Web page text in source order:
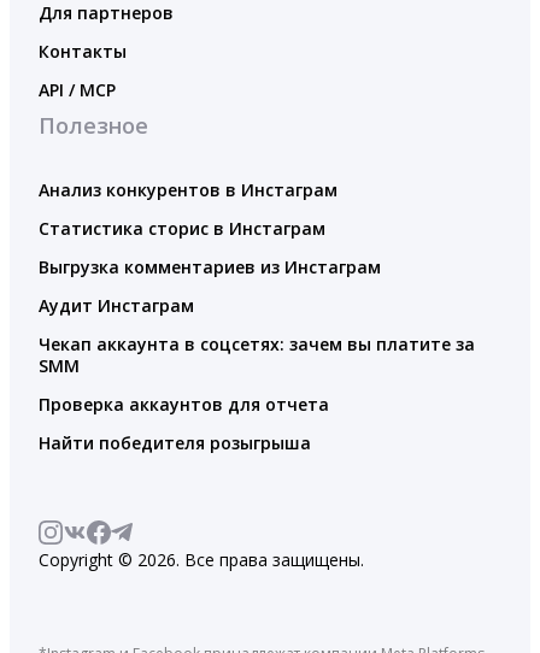
Для партнеров
Контакты
API / MCP
Полезное
Анализ конкурентов в Инстаграм
Статистика сторис в Инстаграм
Выгрузка комментариев из Инстаграм
Аудит Инстаграм
Чекап аккаунта в соцсетях: зачем вы платите за
SMM
Проверка аккаунтов для отчета
Найти победителя розыгрыша
Copyright © 2026. Все права защищены.